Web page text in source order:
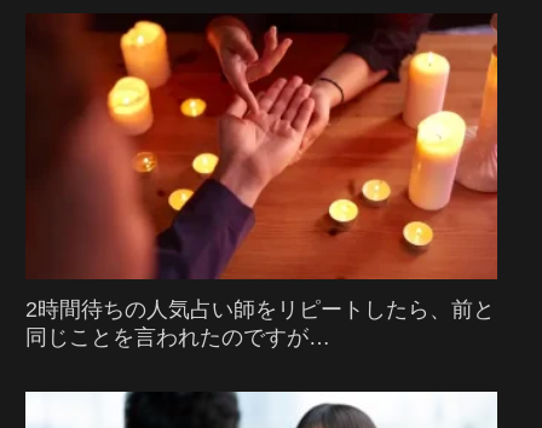
2時間待ちの人気占い師をリピートしたら、前と
同じことを言われたのですが…